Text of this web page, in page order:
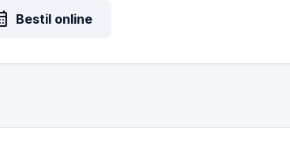
Bestil online